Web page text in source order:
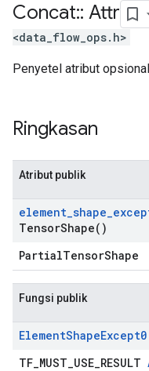
Concat:: Attr
<data_flow_ops.h>
Penyetel atribut
Ringkasan
Atribut publik
element_shape_
TensorShape( )
PartialTensorShape
Fungsi publik
ElementShapeExcept0
TF_MUST_USE_RESULT